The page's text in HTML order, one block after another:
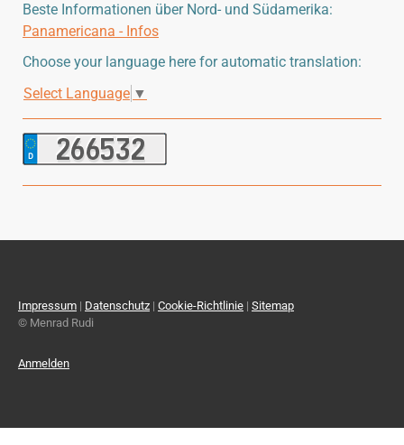
Beste Informationen über Nord- und Südamerika:
Panamericana - Infos
Choose your language here for automatic translation:
Select Language ▼
Impressum | Datenschutz | Cookie-Richtlinie | Sitemap
© Menrad Rudi
Anmelden